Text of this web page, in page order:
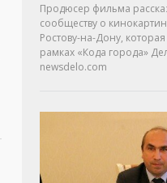
Продюсер фильма
сообществу о
Ростову-на-Дону,
рамках «Кода города»
newsdelo.com